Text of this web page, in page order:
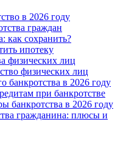
в 2026 году
граждан
как сохранить?
ипотеку
физических лиц
физических лиц
банкротства в 2026 году
при банкротстве
банкротства в 2026 году
гражданина: плюсы и